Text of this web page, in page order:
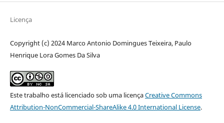
Licença
Copyright (c) 2024 Marco Antonio Domingues Teixeira, Paulo
Henrique Lora Gomes Da Silva
Este trabalho está licenciado sob uma licençaCreative Commons
Attribution-NonCommercial-ShareAlike 4.0 International License.